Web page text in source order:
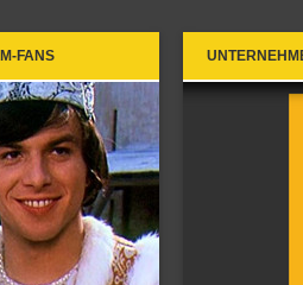
FANS